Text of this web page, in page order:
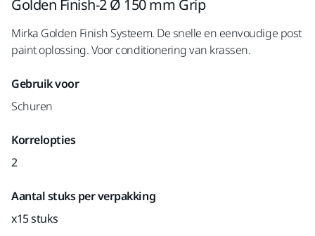
Golden Finish-2 Ø 150 mm Grip
Mirka Golden Finish Systeem. De snelle en eenvoudige post
paint oplossing. Voor conditionering van krassen.
Gebruik voor
Schuren
Korrelopties
2
Aantal stuks per verpakking
x15 stuks